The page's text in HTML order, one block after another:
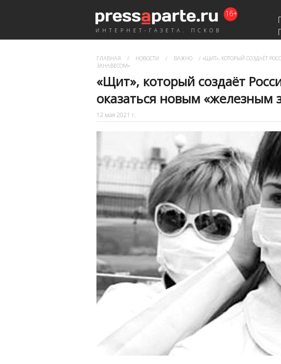
ИНТЕРНЕТ-ГАЗЕТА. ПСКОВ
16+
ГЛАВНАЯ / НОВОСТИ / ВАЖНО / «ЩИТ», КОТОРЫЙ СОЗДАЁТ
ЗАНАВЕСОМ»
«Щит», который создаёт
оказаться новым «железным
12 мая 2021 г.